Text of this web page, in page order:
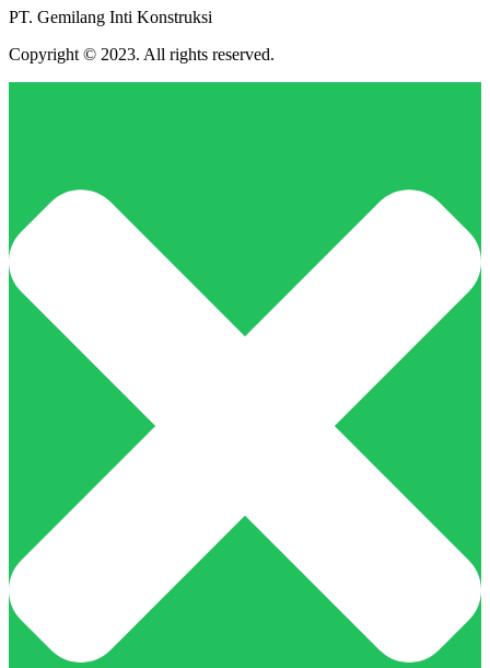
PT. Gemilang Inti Konstruksi
Copyright © 2023. All rights reserved.